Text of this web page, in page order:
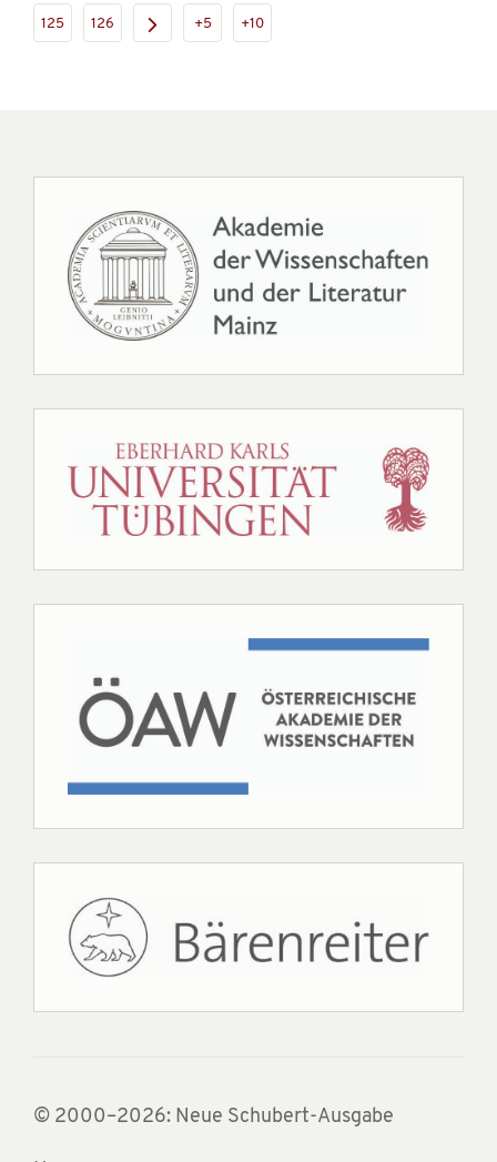
125 126 +5 +10
© 2000–2026: Neue Schubert-Ausgabe